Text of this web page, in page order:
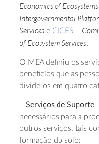
Economics of
Intergovernmental
Services e CICES –
of Ecosystem Services.
O MEA definiu os
benefícios que as
divide-os em quatro
– Serviços de Suporte
necessários para a
outros serviços, tais
formação do solo;